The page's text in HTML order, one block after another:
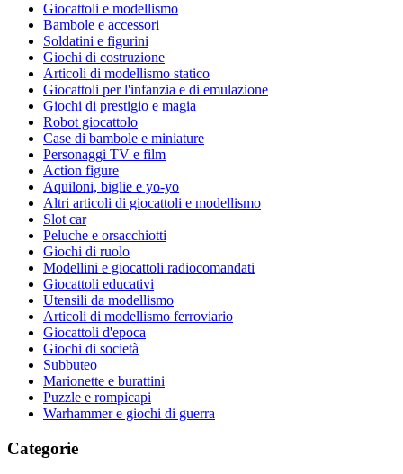
Giocattoli e modellismo
Bambole e accessori
Soldatini e figurini
Giochi di costruzione
Articoli di modellismo statico
Giocattoli per l'infanzia e di emulazione
Giochi di prestigio e magia
Robot giocattolo
Case di bambole e miniature
Personaggi TV e film
Action figure
Aquiloni, biglie e yo-yo
Altri articoli di giocattoli e modellismo
Slot car
Peluche e orsacchiotti
Giochi di ruolo
Modellini e giocattoli radiocomandati
Giocattoli educativi
Utensili da modellismo
Articoli di modellismo ferroviario
Giocattoli d'epoca
Giochi di società
Subbuteo
Marionette e burattini
Puzzle e rompicapi
Warhammer e giochi di guerra
Categorie